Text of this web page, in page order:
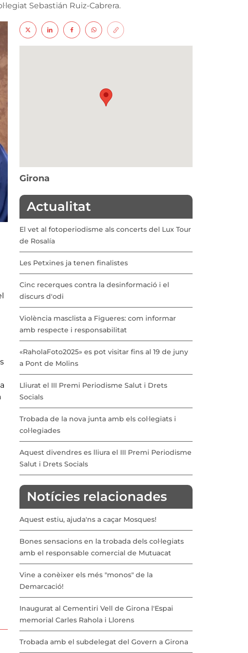
Sebastián Ruiz-Cabrera.
Girona
Actualitat
El vet al fotoperiodisme als concerts del Lux Tour
de Rosalía
Les Petxines ja tenen finalistes
Cinc recerques contra la desinformació i el
discurs d'odi
Violència masclista a Figueres: com informar
amb respecte i responsabilitat
«RaholaFoto2025» es pot visitar fins al 19 de juny
a Pont de Molins
Lliurat el III Premi Periodisme Salut i Drets
Socials
Trobada de la nova junta amb els col·legiats i
col·legiades
Aquest divendres es lliura el III Premi Periodisme
Salut i Drets Socials
Notícies relacionades
Aquest estiu, ajuda'ns a caçar Mosques!
Bones sensacions en la trobada dels col·legiats
amb el responsable comercial de Mutuacat
Vine a conèixer els més "monos" de la
Demarcació!
Inaugurat al Cementiri Vell de Girona l'Espai
memorial Carles Rahola i Llorens
Trobada amb el subdelegat del Govern a Girona